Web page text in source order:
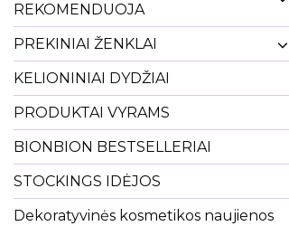
REKOMENDUOJA
PREKINIAI ŽENKLAI
KELIONINIAI DYDŽIAI
PRODUKTAI VYRAMS
BIONBION BESTSELLERIAI
STOCKINGS IDĖJOS
Dekoratyvinės kosmetikos naujienos